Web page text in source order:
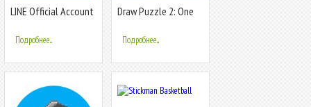
LINE Official Account
Подробнее...
Draw Puzzle 2: One
Подробнее...